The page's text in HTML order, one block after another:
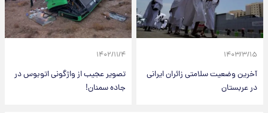
۱۴۰۳/۳/۱۵
آخرین وضعیت سلامتی زائران ایرانی
در عربستان
۱۴۰۲/۱۱/۴
تصویر عجیب از واژگونی اتوبوس در
جاده سمنان!